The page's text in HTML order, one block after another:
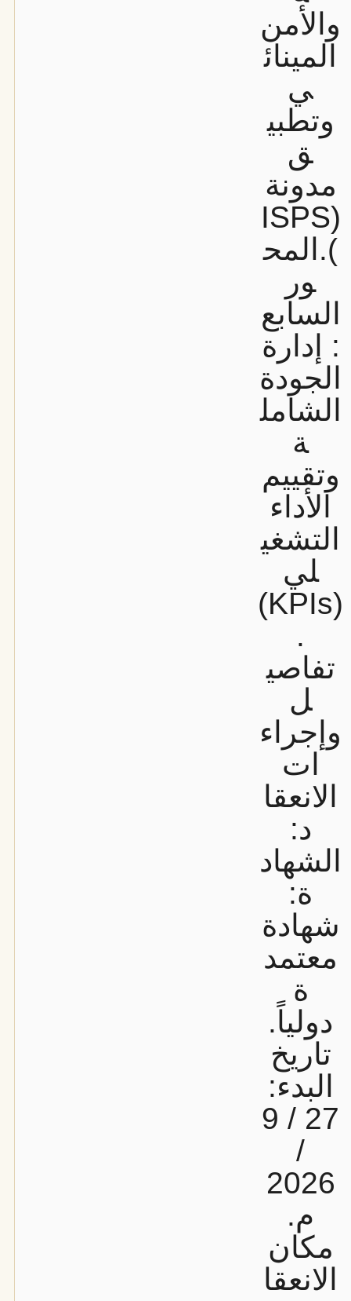
والأمن
المينائ
ي
وتطبي
ق
مدونة
(ISPS
).المح
ور
السابع
: إدارة
الجودة
الشامل
ة
وتقييم
الأداء
التشغي
لي
(KPIs)
.
تفاصي
ل
وإجراء
ات
الانعقا
د:
الشهاد
ة:
شهادة
معتمد
ة
دولياً.
تاريخ
البدء:
27 / 9
/
2026
م.
مكان
الانعقا